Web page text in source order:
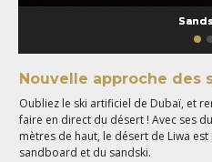
Nouvelle approche des
Oubliez le ski artificiel de Dubaï, et
faire en direct du désert ! Avec ses
mètres de haut, le désert de Liwa
sandboard et du sandski.